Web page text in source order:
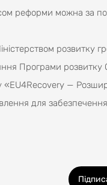
реформи можна за
розвитку
Програми
—
для